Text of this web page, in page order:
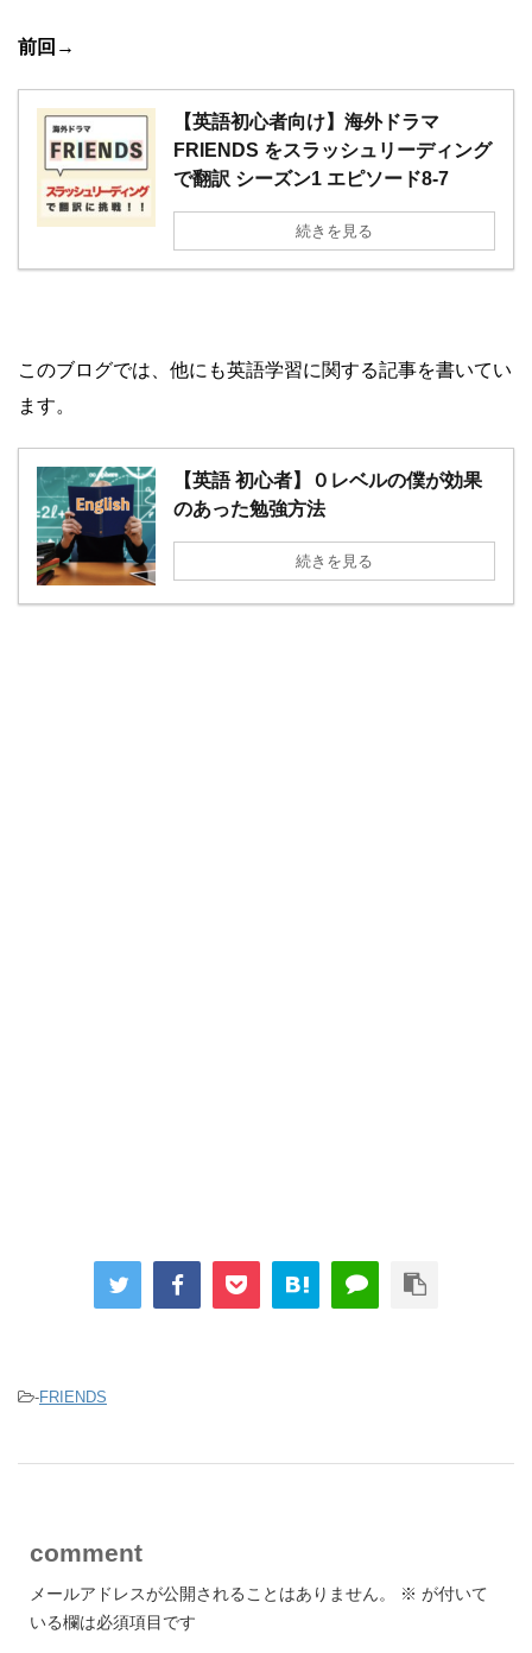
前回 →
【英語初心者向け】海外ドラマ
FRIENDS をスラッシュリーディング
で翻訳 シーズン1 エピソード8-7
続きを見る
このブログでは、他にも英語学習に関する記事を書いてい
ます。
【英語 初心者】０レベルの僕が効果
のあった勉強方法
続きを見る
-FRIENDS
comment
メールアドレスが公開されることはありません。 ※ が付いて
いる欄は必須項目です